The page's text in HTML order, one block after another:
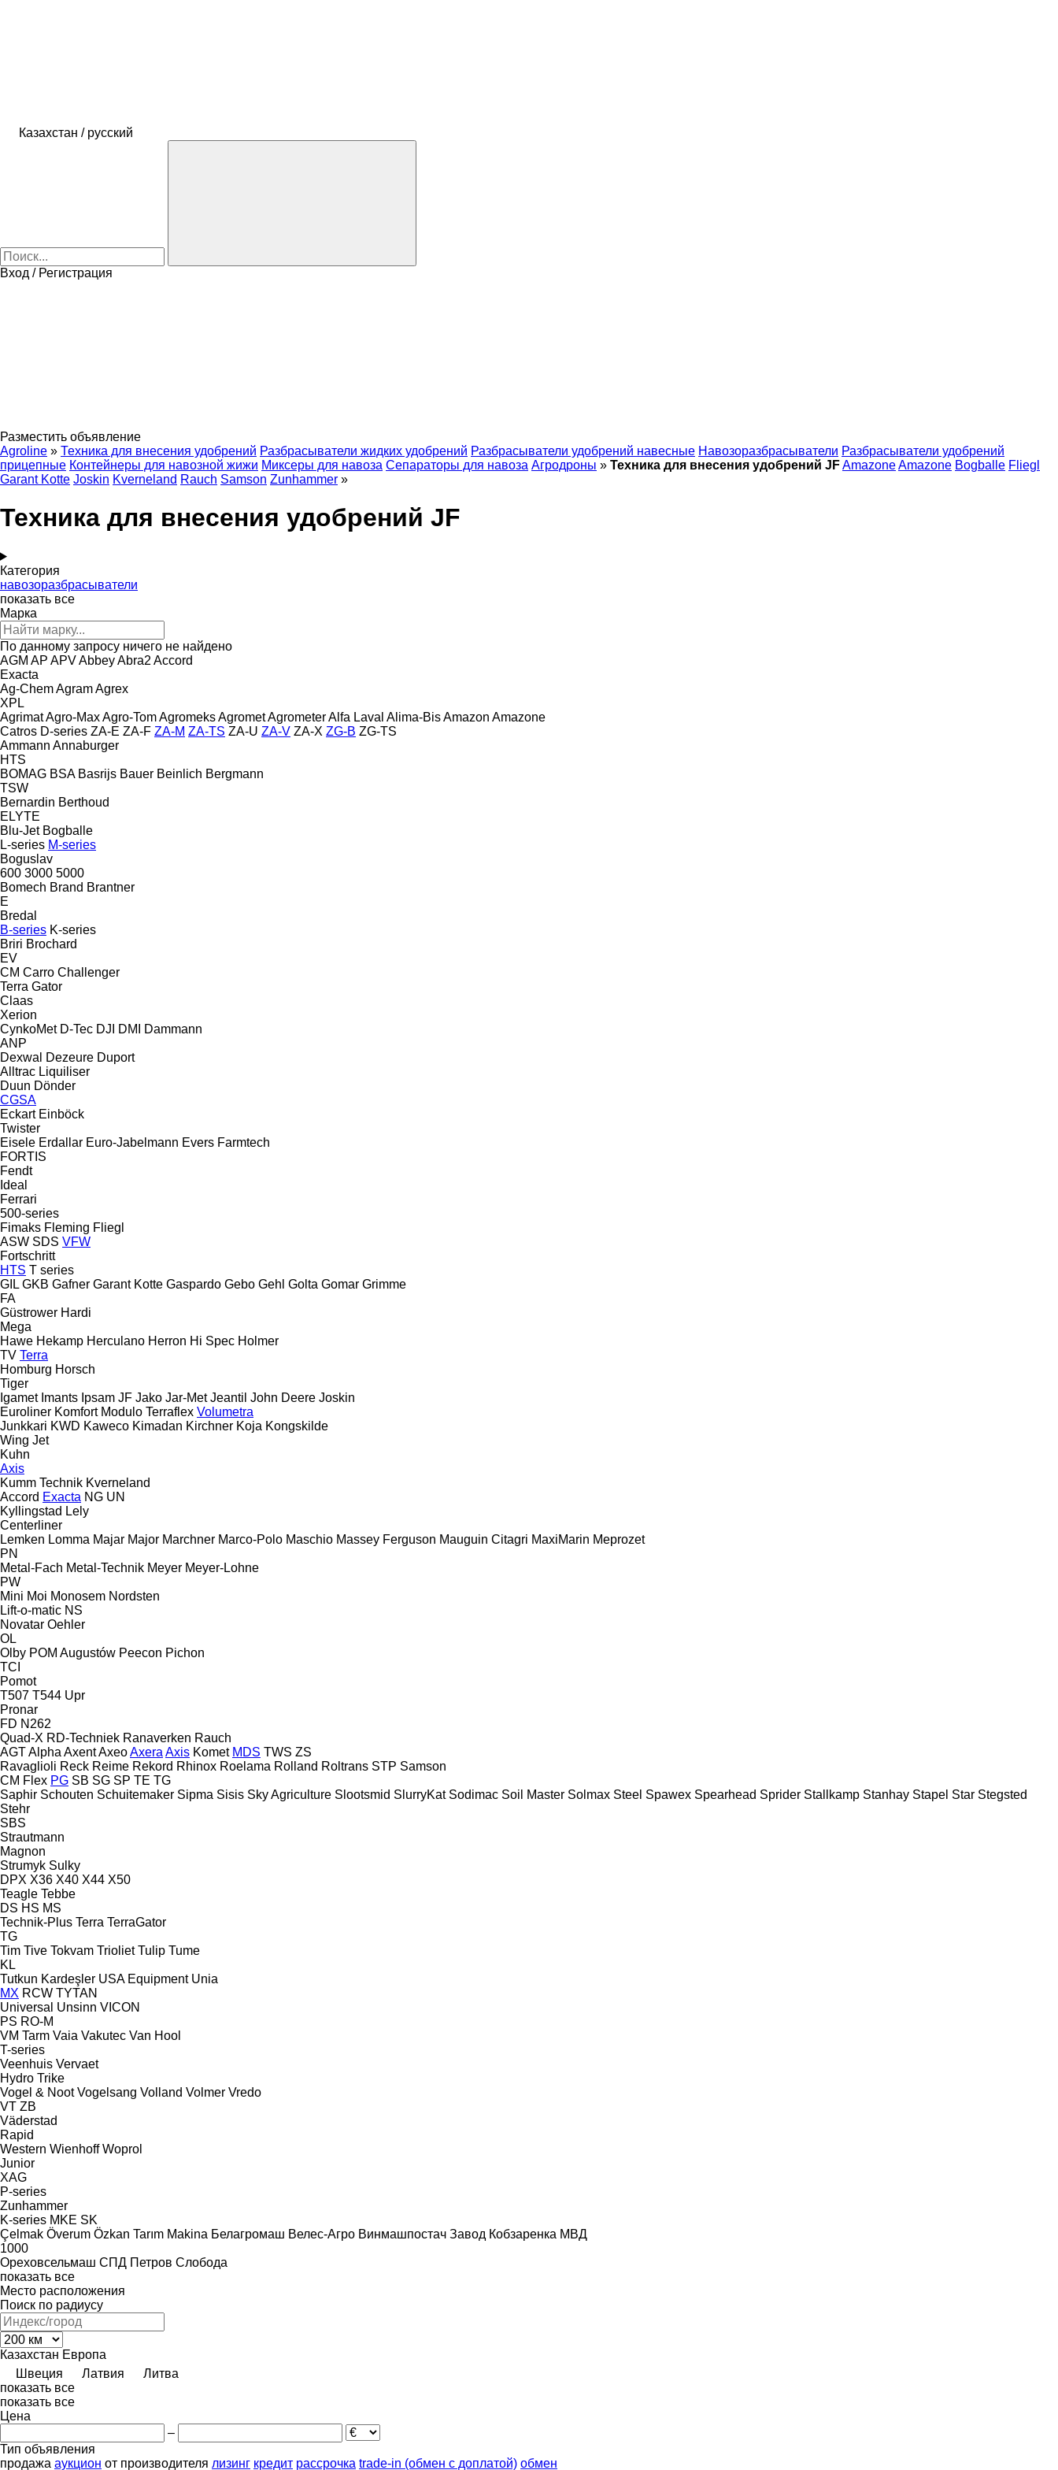
Казахстан / русский
Вход / Регистрация
Разместить объявление
Agroline » Техника для внесения удобрений Разбрасыватели жидких удобрений Разбрасыватели удобрений навесные Навозоразбрасыватели Разбрасыватели удобрений
прицепные Контейнеры для навозной жижи Миксеры для навоза Сепараторы для навоза Агродроны » Техника для внесения удобрений JFAmazoneAmazone Bogballe Fliegl
Garant Kotte Joskin Kverneland Rauch Samson Zunhammer »
Техника для внесения удобрений JF
Категория
навозоразбрасыватели
показать все
Марка
По данному запросу ничего не найдено
AGM AP APVAbbeyAbra2 Accord
Exacta
Ag-ChemAgramAgrex
XPL
AgrimatAgro-MaxAgro-TomAgromeksAgrometAgrometerAlfa Laval Alima-BisAmazon Amazone
Catros D-series ZA-E ZA-F ZA-M ZA-TS ZA-U ZA-V ZA-X ZG-B ZG-TS
Ammann Annaburger
HTS
BOMAG BSA Basrijs Bauer Beinlich Bergmann
TSW
Bernardin Berthoud
ELYTE
Blu-Jet Bogballe
L-series M-series
Boguslav
600 3000 5000
Bomech Brand Brantner
E
Bredal
B-series K-series
Briri Brochard
EV
CM Carro Challenger
Terra Gator
Claas
Xerion
CynkoMet D-Tec DJI DMI
Dammann
ANP
Dexwal
Dezeure Duport
Alltrac Liquiliser
Duun Dönder
CGSA
Eckart Einböck
Twister
Eisele Erdallar Euro-Jabelmann Evers Farmtech
FORTIS
Fendt
Ideal
Ferrari
500-series
Fimaks Fleming Fliegl
ASW SDS VFW
Fortschritt
HTS T series
GIL GKB Gafner Garant Kotte Gaspardo Gebo Gehl Golta Gomar Grimme
FA
Güstrower Hardi
Mega
Hawe Hekamp Herculano Herron Hi Spec Holmer
TV Terra
Homburg Horsch
Tiger
Igamet Imants Ipsam JF Jako Jar-Met Jeantil John Deere Joskin
Euroliner Komfort Modulo Terraflex Volumetra
Junkkari KWD Kaweco Kimadan Kirchner Koja Kongskilde
Wing Jet
Kuhn
Axis
Kumm Technik Kverneland
Accord Exacta NG UN
Kyllingstad Lely
Centerliner
Lemken Lomma Majar Major Marchner Marco-Polo Maschio Massey Ferguson Mauguin Citagri MaxiMarin Meprozet
PN
Metal-Fach Metal-Technik Meyer Meyer-Lohne
PW
Mini Moi Monosem Nordsten
Lift-o-matic NS
Novatar Oehler
OL
Olby POM Augustów Peecon Pichon
TCI
Pomot
T507 T544 Upr
Pronar
FD N262
Quad-X RD-Techniek Ranaverken Rauch
AGTAlpha AxentAxeoAxera Axis Komet MDS TWS ZS
Ravaglioli Reck Reime Rekord Rhinox Roelama Rolland Roltrans STP Samson
CM Flex PG SB SG SP TE TG
Saphir Schouten Schuitemaker Sipma Sisis Sky Agriculture Slootsmid SlurryKat Sodimac Soil Master Solmax Steel Spawex Spearhead Sprider Stallkamp Stanhay Stapel Star Stegsted
Stehr
SBS
Strautmann
Magnon
Strumyk Sulky
DPX X36 X40 X44 X50
Teagle Tebbe
DS HS MS
Technik-Plus Terra TerraGator
TG
Tim Tive Tokvam Trioliet Tulip Tume
KL
Tutkun Kardeşler USA Equipment Unia
MX RCW TYTAN
Universal Unsinn VICON
PS RO-M
VM Tarm Vaia Vakutec Van Hool
T-series
Veenhuis Vervaet
Hydro Trike
Vogel & Noot Vogelsang Volland Volmer Vredo
VT ZB
Väderstad
Rapid
Western Wienhoff Woprol
Junior
XAG
P-series
Zunhammer
K-series MKE SK
Çelmak Överum Özkan Tarım Makina Белагромаш Велес-Агро Винмашпостач Завод Кобзаренка МВД
1000
Ореховсельмаш СПД Петров Слобода
показать все
Место расположения
Поиск по радиусу
Казахстан Европа
Швеция
Латвия
Литва
показать все
показать все
Цена
–
Тип объявления
продажа аукцион от производителя лизинг кредит рассрочка trade-in (обмен с доплатой) обмен